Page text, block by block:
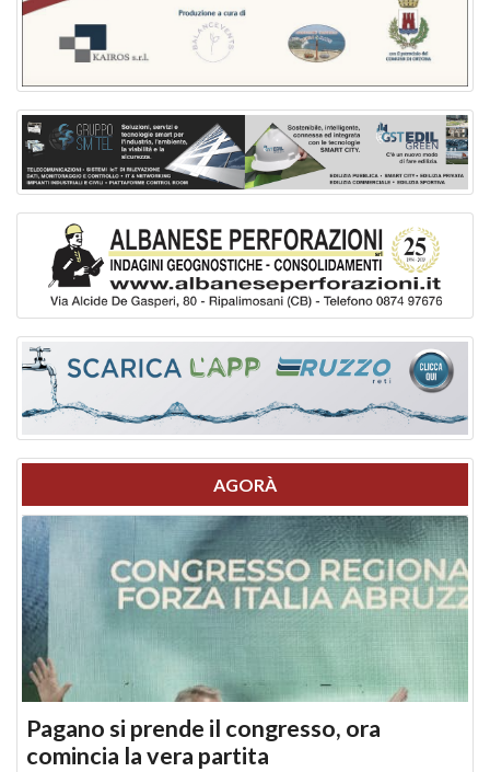
AGORÀ
Pagano si prende il congresso, ora
comincia la vera partita